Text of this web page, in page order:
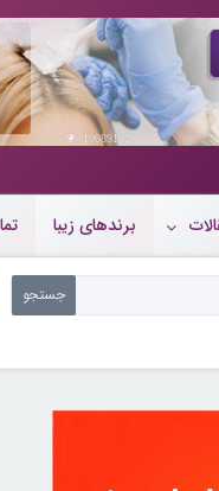
10089162
برندهای زیبا